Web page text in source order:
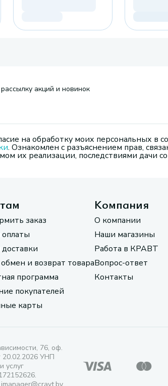
акций и новинок
на обработку моих персональных в
. Ознакомлен с разъяснением прав,
их реализации, последствиями дачи
заказ
обмен и возврат товара
программа
покупателей
карты
Компания
О компании
Наши магазины
Работа в КРАВТ
Вопрос-ответ
Контакты
76, оф.
20.02.2026 УНП
услуг